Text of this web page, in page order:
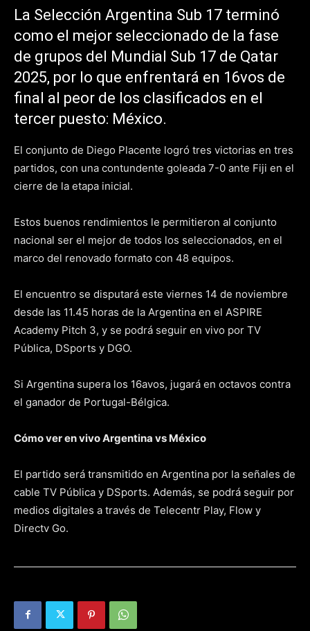
La Selección Argentina Sub 17 terminó
como el mejor seleccionado de la fase
de grupos del Mundial Sub 17 de Qatar
2025, por lo que enfrentará en 16vos de
final al peor de los clasificados en el
tercer puesto: México.
El conjunto de Diego Placente logró tres victorias en tres
partidos, con una contundente goleada 7-0 ante Fiji en el
cierre de la etapa inicial.
Estos buenos rendimientos le permitieron al conjunto
nacional ser el mejor de todos los seleccionados, en el
marco del renovado formato con 48 equipos.
El encuentro se disputará este viernes 14 de noviembre
desde las 11.45 horas de la Argentina en el ASPIRE
Academy Pitch 3, y se podrá seguir en vivo por TV
Pública, DSports y DGO.
Si Argentina supera los 16avos, jugará en octavos contra
el ganador de Portugal-Bélgica.
Cómo ver en vivo Argentina vs México
El partido será transmitido en Argentina por la señales de
cable TV Pública y DSports. Además, se podrá seguir por
medios digitales a través de Telecentr Play, Flow y
Directv Go.